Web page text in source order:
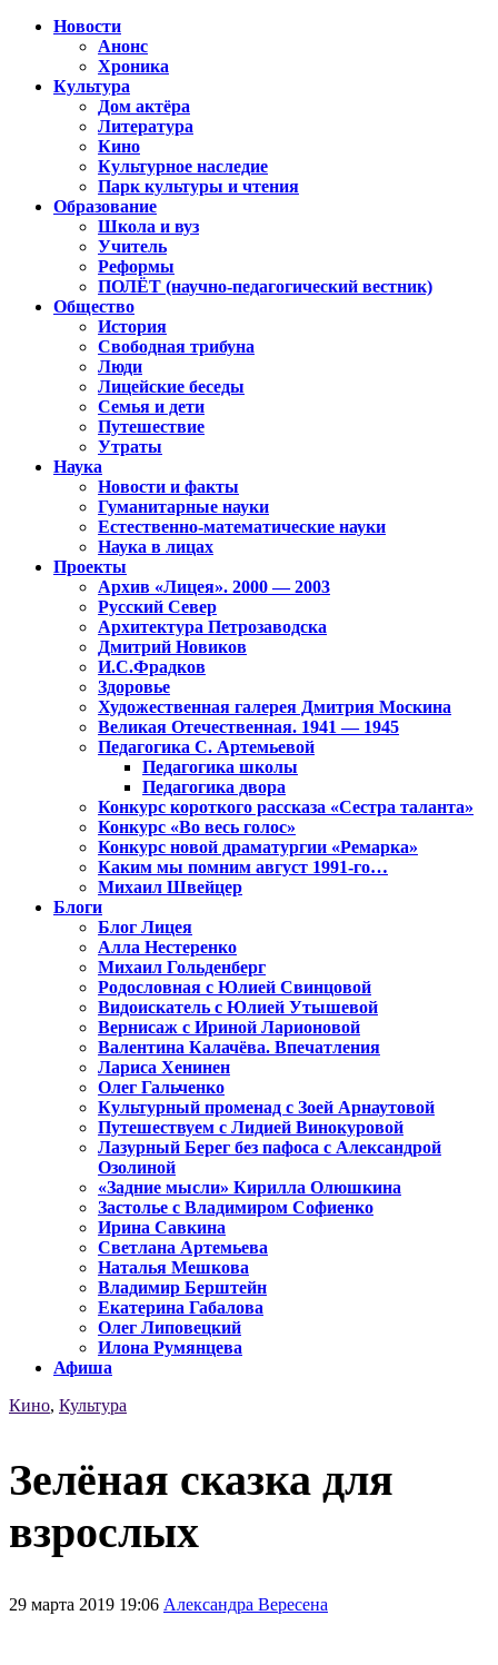
Новости
Анонс
Хроника
Культура
Дом актёра
Литература
Кино
Культурное наследие
Парк культуры и чтения
Образование
Школа и вуз
Учитель
Реформы
ПОЛЁТ (научно-педагогический вестник)
Общество
История
Свободная трибуна
Люди
Лицейские беседы
Семья и дети
Путешествие
Утраты
Наука
Новости и факты
Гуманитарные науки
Естественно-математические науки
Наука в лицах
Проекты
Архив «Лицея». 2000 — 2003
Русский Север
Архитектура Петрозаводска
Дмитрий Новиков
И.С.Фрадков
Здоровье
Художественная галерея Дмитрия Москина
Великая Отечественная. 1941 — 1945
Педагогика С. Артемьевой
Педагогика школы
Педагогика двора
Конкурс короткого рассказа «Сестра таланта»
Конкурс «Во весь голос»
Конкурс новой драматургии «Ремарка»
Каким мы помним август 1991-го…
Михаил Швейцер
Блоги
Блог Лицея
Алла Нестеренко
Михаил Гольденберг
Родословная с Юлией Свинцовой
Видоискатель с Юлией Утышевой
Вернисаж с Ириной Ларионовой
Валентина Калачёва. Впечатления
Лариса Хенинен
Олег Гальченко
Культурный променад с Зоей Арнаутовой
Путешествуем с Лидией Винокуровой
Лазурный Берег без пафоса с Александрой
Озолиной
«Задние мысли» Кирилла Олюшкина
Застолье с Владимиром Софиенко
Ирина Савкина
Светлана Артемьева
Наталья Мешкова
Владимир Берштейн
Екатерина Габалова
Олег Липовецкий
Илона Румянцева
Афиша
Кино, Культура
Зелёная сказка для
взрослых
29 марта 2019 19:06 Александра Вересена